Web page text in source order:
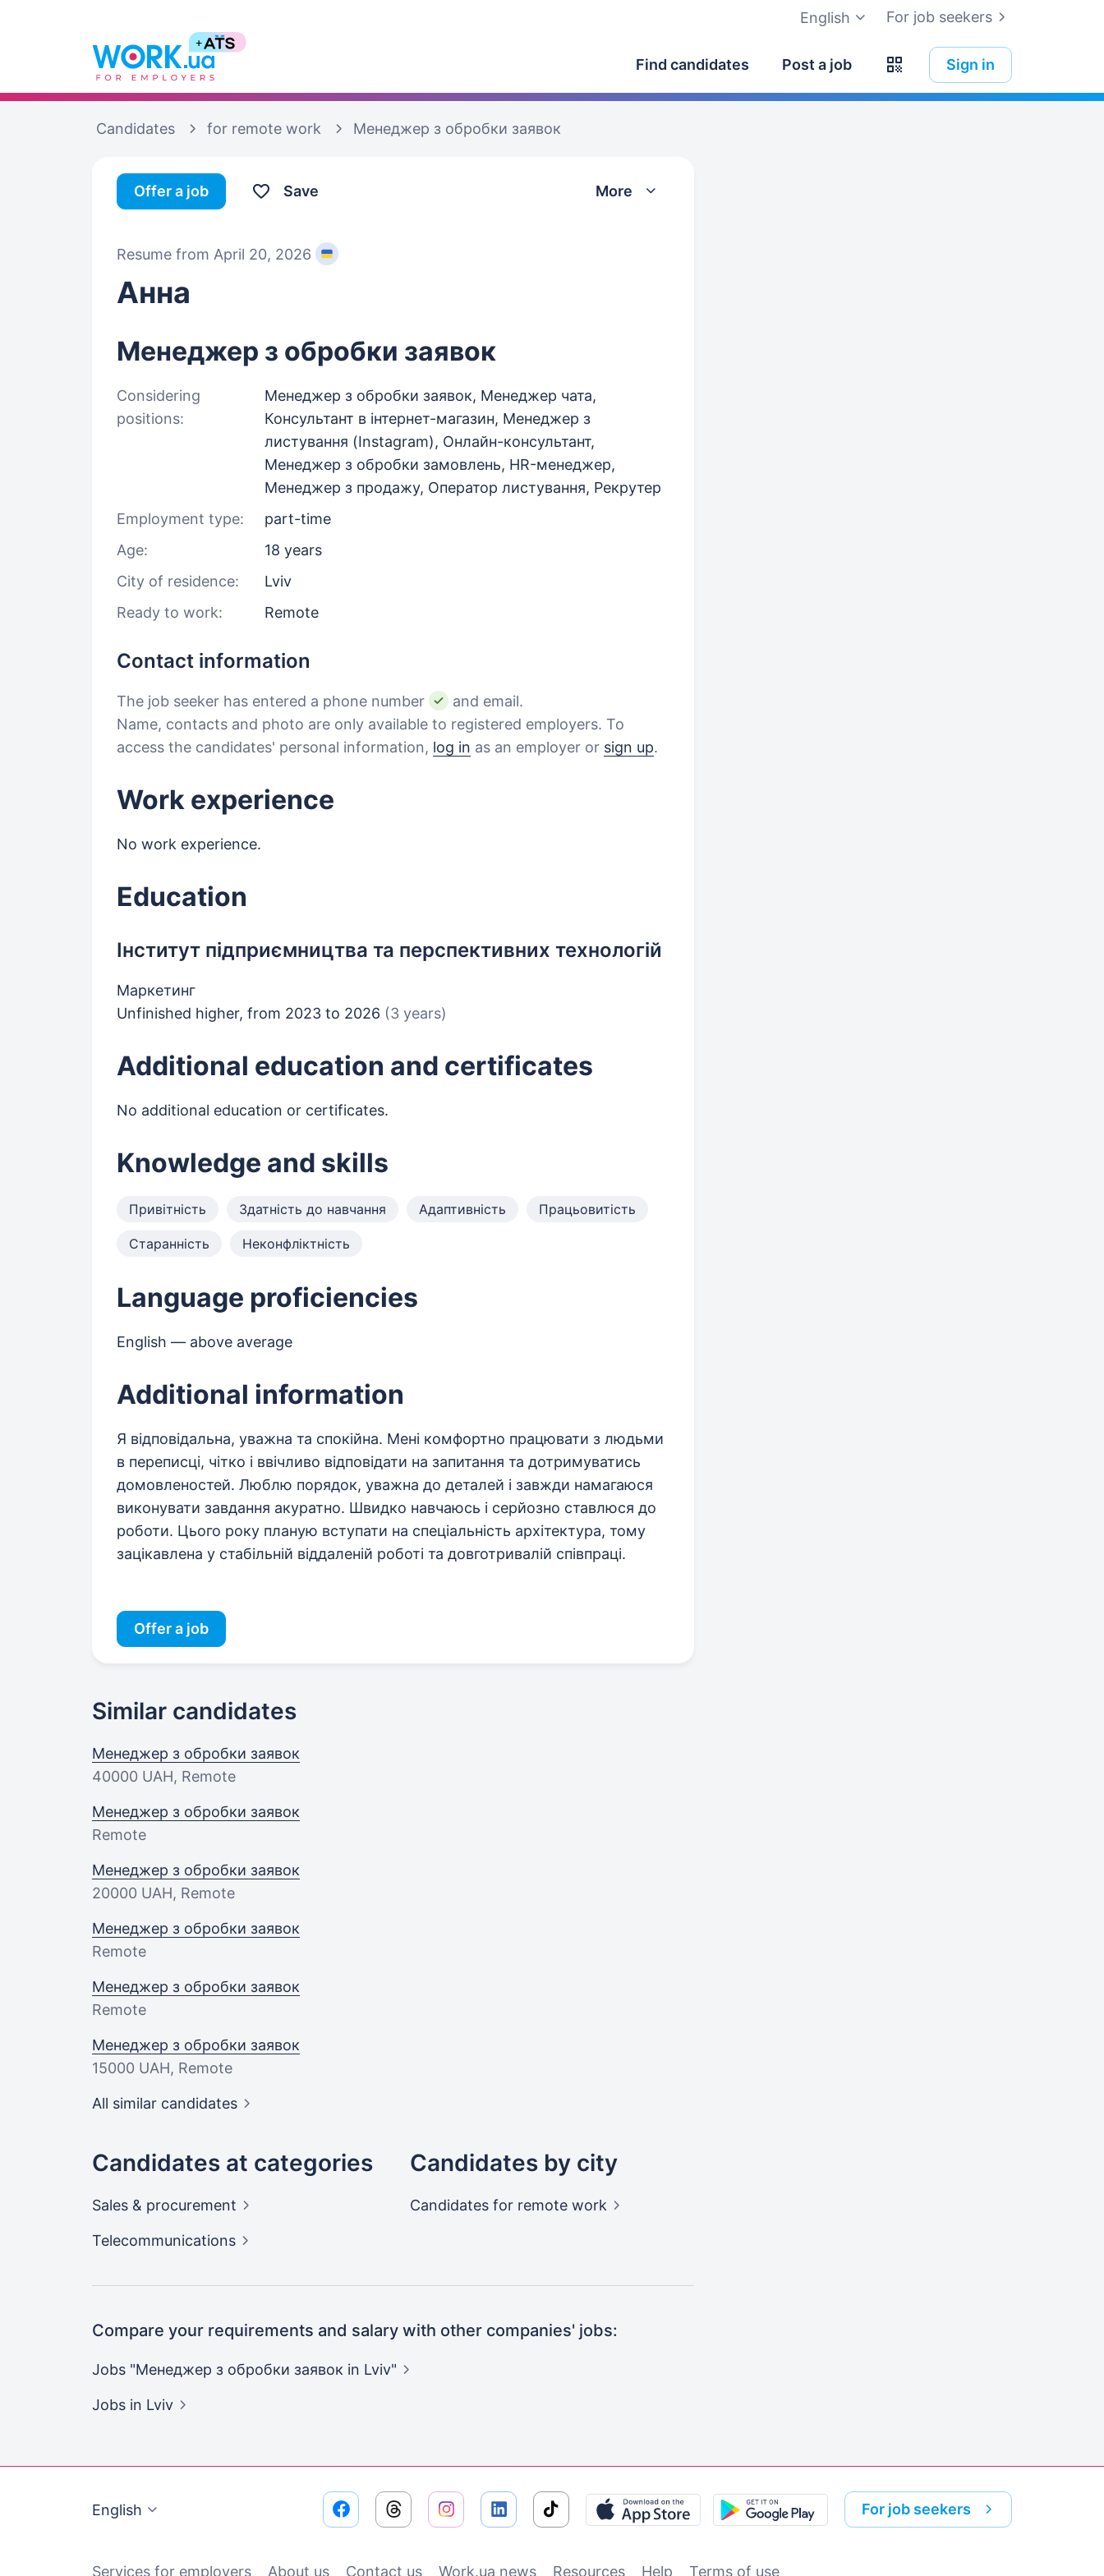
For job seekers
English
Find candidates Post a job Sign in
Candidates for remote work Менеджер з обробки заявок
Offer a job Save More
Resume from April 20, 2026
Анна
Менеджер з обробки заявок
Considering
positions:
Менеджер з обробки заявок, Менеджер чата,
Консультант в інтернет-магазин, Менеджер з
листування (Instagram), Онлайн-консультант,
Менеджер з обробки замовлень, HR-менеджер,
Менеджер з продажу, Оператор листування, Рекрутер
Employment type:
part-time
Age:
18 years
City of residence:
Lviv
Ready to work:
Remote
Contact information
The job seeker has entered a phone number
and email.
Name, contacts and photo are only available to registered employers. To
access the candidates' personal information, log in as an employer or sign up.
Work experience
No work experience.
Education
Інститут підприємництва та перспективних технологій
Маркетинг
Unfinished higher, from 2023 to 2026 (3 years)
Additional education and certificates
No additional education or certificates.
Knowledge and skills
Привітність Здатність до навчання Адаптивність Працьовитість
Старанність Неконфліктність
Language proficiencies
English — above average
Additional information
Я відповідальна, уважна та спокійна. Мені комфортно працювати з людьми
в переписці, чітко і ввічливо відповідати на запитання та дотримуватись
домовленостей. Люблю порядок, уважна до деталей і завжди намагаюся
виконувати завдання акуратно. Швидко навчаюсь і серйозно ставлюся до
роботи. Цього року планую вступати на спеціальність архітектура, тому
зацікавлена у стабільній віддаленій роботі та довготривалій співпраці.
Offer a job
Similar candidates
Менеджер з обробки заявок
40000 UAH, Remote
Менеджер з обробки заявок
Remote
Менеджер з обробки заявок
20000 UAH, Remote
Менеджер з обробки заявок
Remote
Менеджер з обробки заявок
Remote
Менеджер з обробки заявок
15000 UAH, Remote
All similar candidates
Candidates at categories
Sales & procurement
Telecommunications
Candidates by city
Candidates for remote work
Compare your requirements and salary with other companies' jobs:
Jobs "Менеджер з обробки заявок in Lviv"
Jobs in Lviv
English For job seekers
Services for employers About us Contact us Work.ua news Resources Help Terms of use